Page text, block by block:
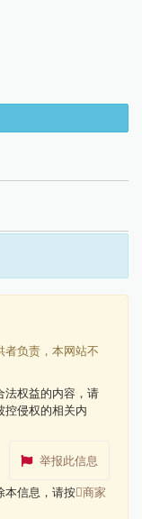
者负责，本网站不
法权益的内容，请
控侵权的相关内
举报此信息
本信息，请按 商家